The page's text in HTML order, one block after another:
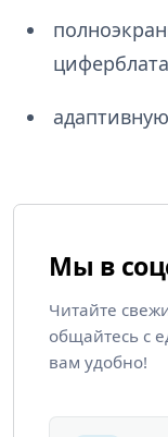
циферблата
Мы в
Читайте
общайтесь с
вам удобно!